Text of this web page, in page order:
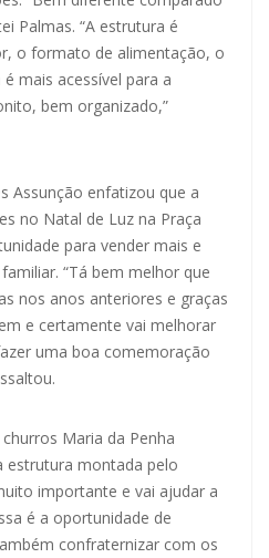
Palmas. “A estrutura é
o formato de alimentação, o
mais acessível para a
bem organizado,”
Assunção enfatizou que a
no Natal de Luz na Praça
para vender mais e
“Tá bem melhor que
nos anos anteriores e graças
e certamente vai melhorar
uma boa comemoração
Maria da Penha
estrutura montada pelo
importante e vai ajudar a
é a oportunidade de
confraternizar com os